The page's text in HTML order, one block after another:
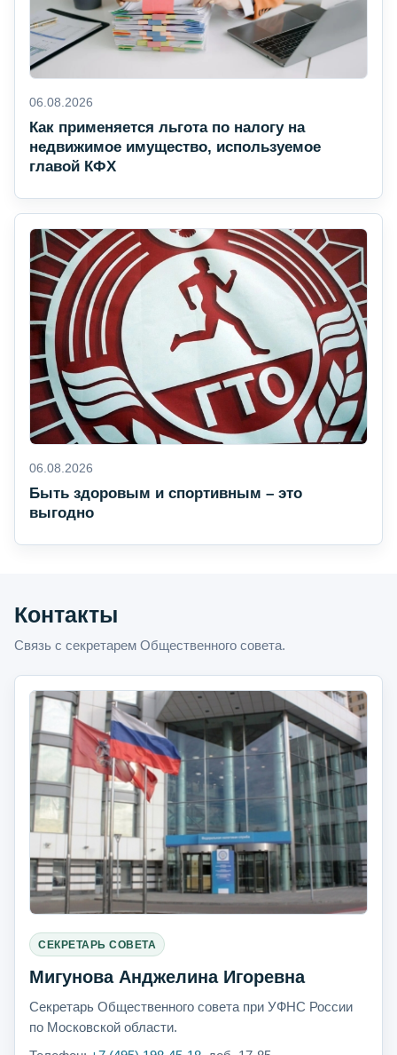
06.08.2026
Как применяется льгота по налогу на
недвижимое имущество, используемое
главой КФХ
06.08.2026
Быть здоровым и спортивным – это
выгодно
Контакты
Связь с секретарем Общественного совета.
СЕКРЕТАРЬ СОВЕТА
Мигунова Анджелина Игоревна
Секретарь Общественного совета при УФНС России
по Московской области.